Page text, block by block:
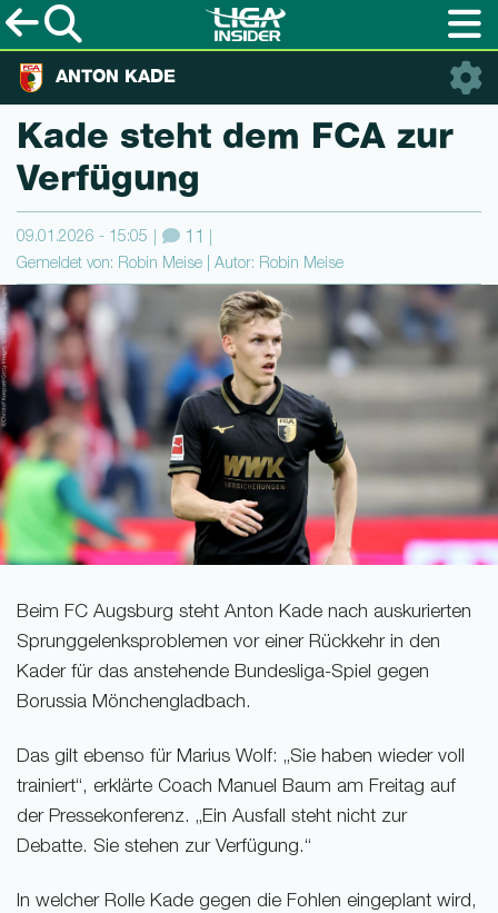
ANTON KADE
Kade steht dem FCA zur
Verfügung
09.01.2026 - 15:05 11
Gemeldet von: Robin Meise | Autor: Robin Meise
Beim FC Augsburg steht Anton Kade nach auskurierten
Sprunggelenksproblemen vor einer Rückkehr in den
Kader für das anstehende Bundesliga-Spiel gegen
Borussia Mönchengladbach.
Das gilt ebenso für Marius Wolf: „Sie haben wieder voll
trainiert“, erklärte Coach Manuel Baum am Freitag auf
der Pressekonferenz. „Ein Ausfall steht nicht zur
Debatte. Sie stehen zur Verfügung.“
In welcher Rolle Kade gegen die Fohlen eingeplant wird,